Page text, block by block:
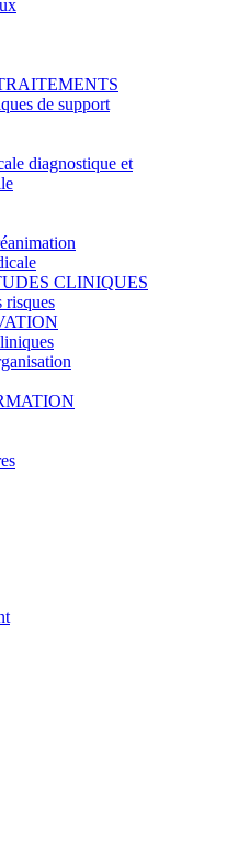
de support
diagnostique et
CLINIQUES
risques